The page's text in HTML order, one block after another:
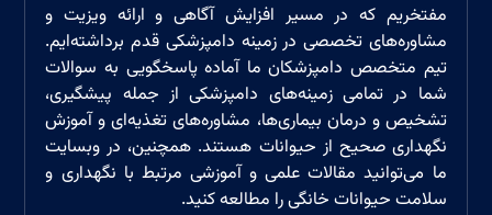
مفتخریم که در مسیر افزایش آگاهی و ارائه ویزیت و
مشاوره‌های تخصصی در زمینه دامپزشکی قدم برداشته‌ایم.
تیم متخصص دامپزشکان ما آماده پاسخگویی به سوالات
شما در تمامی زمینه‌های دامپزشکی از جمله پیشگیری،
تشخیص و درمان بیماری‌ها، مشاوره‌های تغذیه‌ای و آموزش
نگهداری صحیح از حیوانات هستند. همچنین، در وبسایت
ما می‌توانید مقالات علمی و آموزشی مرتبط با نگهداری و
سلامت حیوانات خانگی را مطالعه کنید.